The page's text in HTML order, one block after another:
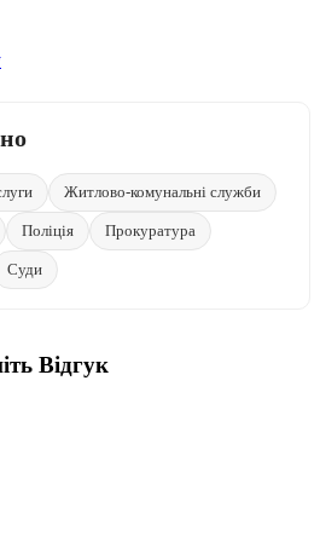
Житлово-комунальні служби
Поліція Прокуратура
Суди
Відгук